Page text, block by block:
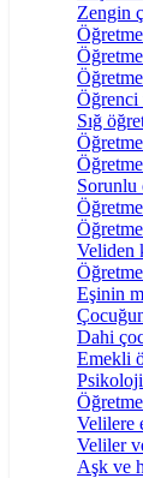
Zengin
Öğrenci
Sığ
Sorunlu
Veliden
Eşinin
Dahi
Emekli
Velilere
Veliler
Aşk ve